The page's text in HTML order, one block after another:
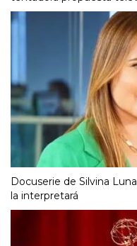
Docuserie de Silvina
la interpretará